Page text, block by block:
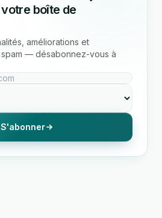
boîte de
améliorations et
— désabonnez-vous à
S'abonner